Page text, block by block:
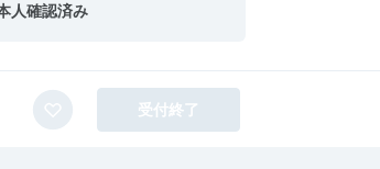
人確認済み
受付終了